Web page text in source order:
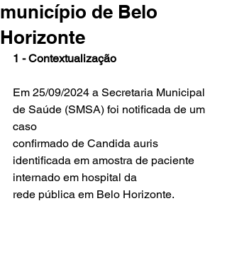
município de Belo
Horizonte
1 - Contextualização
Em 25/09/2024 a Secretaria Municipal
de Saúde (SMSA) foi notificada de um
caso
confirmado de Candida auris
identificada em amostra de paciente
internado em hospital da
rede pública em Belo Horizonte.